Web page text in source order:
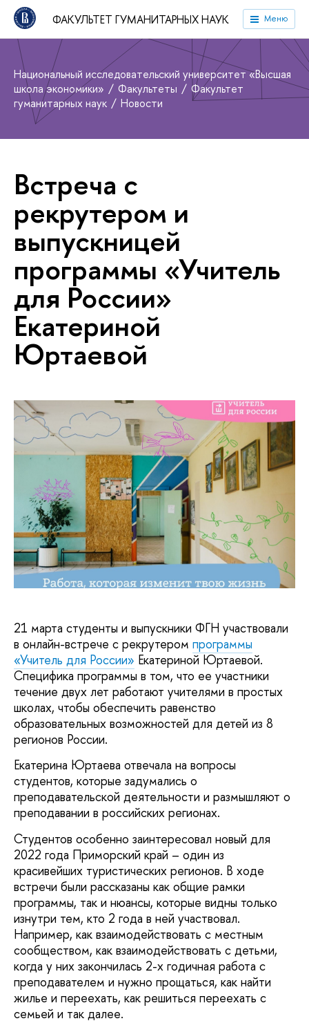
ФАКУЛЬТЕТ ГУМАНИТАРНЫХ НАУК Меню
Национальный исследовательский университет «Высшая
школа экономики»
Факультеты
Факультет
гуманитарных наук
Новости
Встреча с
рекрутером и
выпускницей
программы «Учитель
для России»
Екатериной
Юртаевой
21 марта студенты и выпускники ФГН участвовали
в онлайн-встрече с рекрутером программы
«Учитель для России» Екатериной Юртаевой.
Специфика программы в том, что ее участники
течение двух лет работают учителями в простых
школах, чтобы обеспечить равенство
образовательных возможностей для детей из 8
регионов России.
Екатерина Юртаева отвечала на вопросы
студентов, которые задумались о
преподавательской деятельности и размышляют о
преподавании в российских регионах.
Студентов особенно заинтересовал новый для
2022 года Приморский край – один из
красивейших туристических регионов. В ходе
встречи были рассказаны как общие рамки
программы, так и нюансы, которые видны только
изнутри тем, кто 2 года в ней участвовал.
Например, как взаимодействовать с местным
сообществом, как взаимодействовать с детьми,
когда у них закончилась 2-х годичная работа с
преподавателем и нужно прощаться, как найти
жилье и переехать, как решиться переехать с
семьей и так далее.